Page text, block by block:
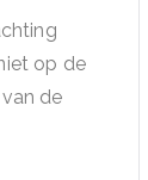
op de
de